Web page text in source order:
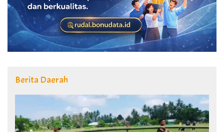
Berita Daerah